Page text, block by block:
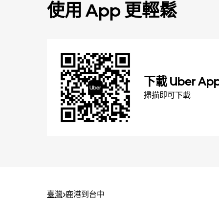
使用 App 更輕鬆
下載 Uber
掃描即可下載
臺灣>鹿港到台中